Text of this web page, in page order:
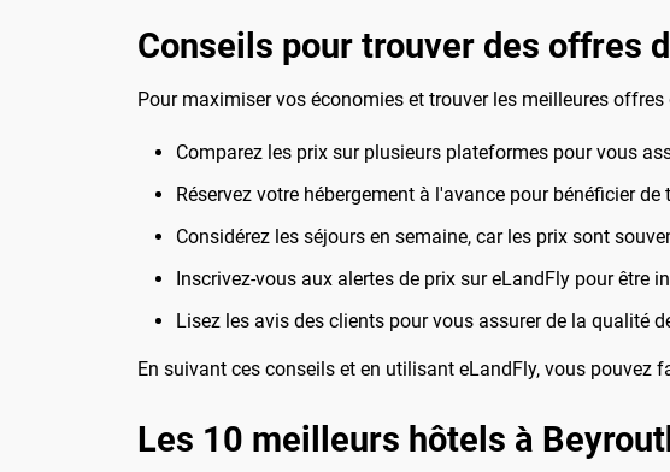
Conseils pour trouver des offres
Pour maximiser vos économies et trouver les meilleures
Comparez les prix sur plusieurs plateformes pour vous
Réservez votre hébergement à l'avance pour bénéficier de
Considérez les séjours en semaine, car les prix sont
Inscrivez-vous aux alertes de prix sur eLandFly pour être
Lisez les avis des clients pour vous assurer de la qualité
En suivant ces conseils et en utilisant eLandFly, vous pouvez
Les 10 meilleurs hôtels à